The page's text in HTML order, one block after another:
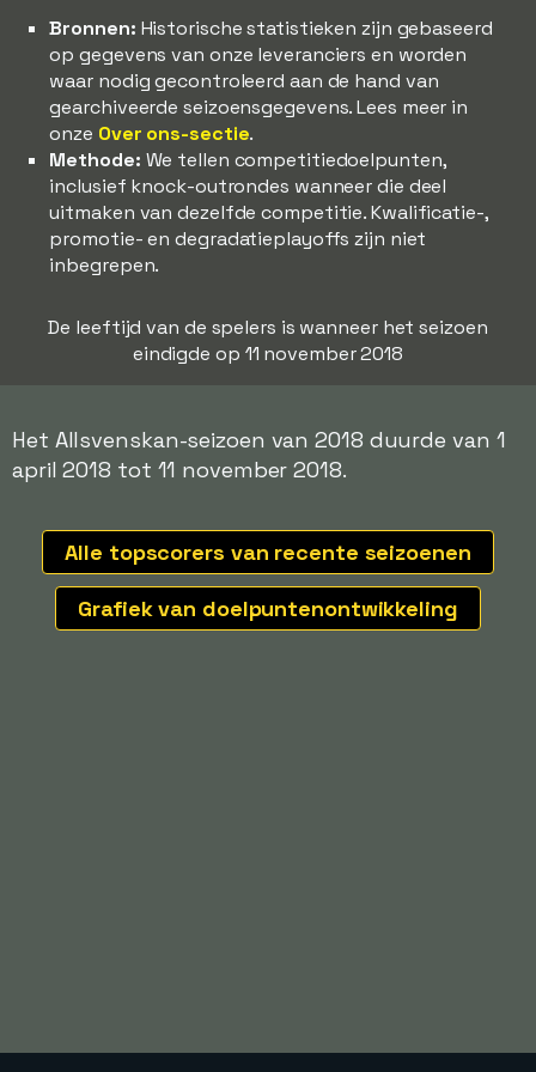
Bronnen: Historische statistieken zijn gebaseerd
op gegevens van onze leveranciers en worden
waar nodig gecontroleerd aan de hand van
gearchiveerde seizoensgegevens. Lees meer in
onze Over ons-sectie.
Methode: We tellen competitiedoelpunten,
inclusief knock-outrondes wanneer die deel
uitmaken van dezelfde competitie. Kwalificatie-,
promotie- en degradatieplayoffs zijn niet
inbegrepen.
De leeftijd van de spelers is wanneer het seizoen
eindigde op 11 november 2018
Het Allsvenskan-seizoen van 2018 duurde van 1
april 2018 tot 11 november 2018.
Alle topscorers van recente seizoenen
Grafiek van doelpuntenontwikkeling